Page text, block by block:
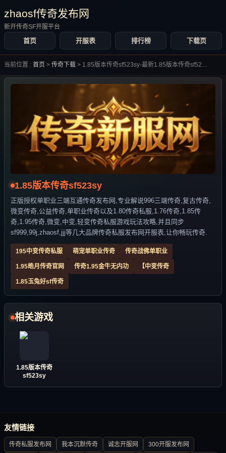
zhaosf传奇发布网
新开传奇SF开服平台
首页 开服表 排行榜 下载页
当前位置 : 首页 > 传奇下载 > 1.85版本传奇sf523sy-最新1.85版本传奇sf523sy合集大全-
1.85版本传奇sf523sy
正版授权单职业三端互通传奇发布网,专业解说996三端传奇,复古传奇,
微变传奇,公益传奇,单职业传奇以及1.80传奇私服,1.76传奇,1.85传
奇,1.95传奇,微变,中变,轻变传奇私服游戏玩法攻略,并且同步
sf999,99j,zhaosf,jjj等几大品牌传奇私服发布网开服表,让你畅玩传奇.
195中变传奇私服 萌宠单职业传奇 传奇战佛单职业
1.95皓月传奇官网 传奇1.95金牛无内功 【中变传奇
1.85玉兔好sf传奇
相关游戏
1.85版本传奇
sf523sy
友情链接
传奇私服发布网 我本沉默传奇 诚志开服网 300开服发布网